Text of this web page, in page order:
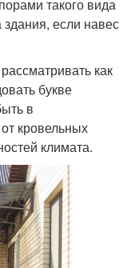
такого вида
если навес
как
букве
в
кровельных
климата.